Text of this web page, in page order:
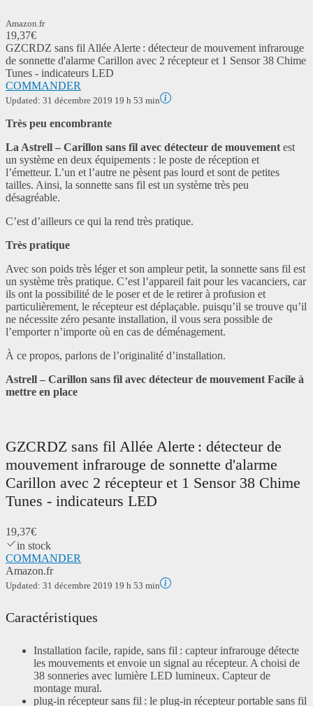
Amazon.fr
19,37€
GZCRDZ sans fil Allée Alerte : détecteur de mouvement infrarouge
de sonnette d'alarme Carillon avec 2 récepteur et 1 Sensor 38 Chime
Tunes - indicateurs LED
COMMANDER
Updated: 31 décembre 2019 19 h 53 min
Très peu encombrante
La Astrell – Carillon sans fil avec détecteur de mouvement est
un système en deux équipements : le poste de réception et
l’émetteur. L’un et l’autre ne pèsent pas lourd et sont de petites
tailles. Ainsi, la sonnette sans fil est un système très peu
désagréable.
C’est d’ailleurs ce qui la rend très pratique.
Très pratique
Avec son poids très léger et son ampleur petit, la sonnette sans fil est
un système très pratique. C’est l’appareil fait pour les vacanciers, car
ils ont la possibilité de le poser et de le retirer à profusion et
particulièrement, le récepteur est déplaçable. puisqu’il se trouve qu’il
ne nécessite zéro pesante installation, il vous sera possible de
l’emporter n’importe où en cas de déménagement.
À ce propos, parlons de l’originalité d’installation.
Astrell – Carillon sans fil avec détecteur de mouvement Facile à
mettre en place
GZCRDZ sans fil Allée Alerte : détecteur de
mouvement infrarouge de sonnette d'alarme
Carillon avec 2 récepteur et 1 Sensor 38 Chime
Tunes - indicateurs LED
19,37€
in stock
COMMANDER
Amazon.fr
Updated: 31 décembre 2019 19 h 53 min
Caractéristiques
Installation facile, rapide, sans fil : capteur infrarouge détecte
les mouvements et envoie un signal au récepteur. A choisi de
38 sonneries avec lumière LED lumineux. Capteur de
montage mural.
plug-in récepteur sans fil : le plug-in récepteur portable sans fil